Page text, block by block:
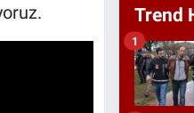
Trend
1